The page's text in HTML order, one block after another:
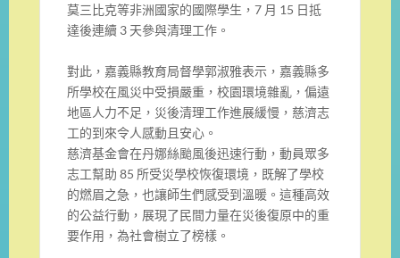
莫三比克等非洲國家的國際學生，7 月 15 日抵
達後連續 3 天參與清理工作。
對此，嘉義縣教育局督學郭淑雅表示，嘉義縣多
所學校在風災中受損嚴重，校園環境雜亂，偏遠
地區人力不足，災後清理工作進展緩慢，慈濟志
工的到來令人感動且安心。
慈濟基金會在丹娜絲颱風後迅速行動，動員眾多
志工幫助 85 所受災學校恢復環境，既解了學校
的燃眉之急，也讓師生們感受到溫暖。這種高效
的公益行動，展現了民間力量在災後復原中的重
要作用，為社會樹立了榜樣。